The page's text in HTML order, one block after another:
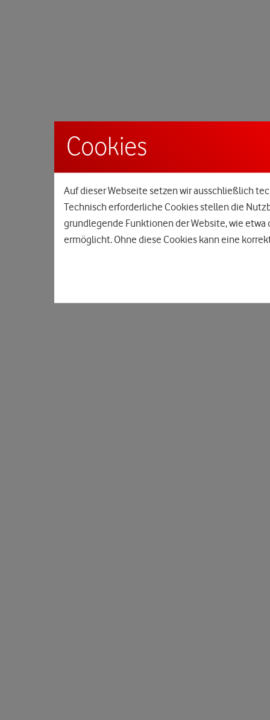
Cookies
Auf dieser Webseite setzen wir ausschließlich
Technisch erforderliche Cookies stellen die
grundlegende Funktionen der Website, wie
ermöglicht. Ohne diese Cookies kann eine